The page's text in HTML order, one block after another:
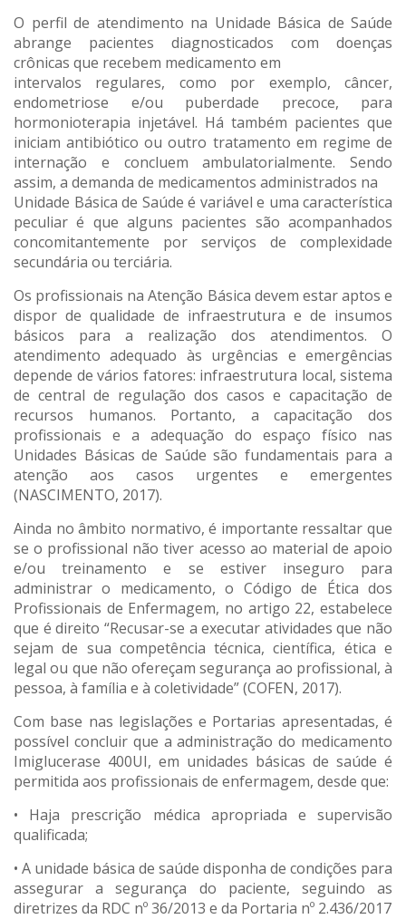
O perfil de atendimento na Unidade Básica de Saúde
abrange pacientes diagnosticados com doenças
crônicas que recebem medicamento em
intervalos regulares, como por exemplo, câncer,
endometriose e/ou puberdade precoce, para
hormonioterapia injetável. Há também pacientes que
iniciam antibiótico ou outro tratamento em regime de
internação e concluem ambulatorialmente. Sendo
assim, a demanda de medicamentos administrados na
Unidade Básica de Saúde é variável e uma característica
peculiar é que alguns pacientes são acompanhados
concomitantemente por serviços de complexidade
secundária ou terciária.
Os profissionais na Atenção Básica devem estar aptos e
dispor de qualidade de infraestrutura e de insumos
básicos para a realização dos atendimentos. O
atendimento adequado às urgências e emergências
depende de vários fatores: infraestrutura local, sistema
de central de regulação dos casos e capacitação de
recursos humanos. Portanto, a capacitação dos
profissionais e a adequação do espaço físico nas
Unidades Básicas de Saúde são fundamentais para a
atenção aos casos urgentes e emergentes
(NASCIMENTO, 2017).
Ainda no âmbito normativo, é importante ressaltar que
se o profissional não tiver acesso ao material de apoio
e/ou treinamento e se estiver inseguro para
administrar o medicamento, o Código de Ética dos
Profissionais de Enfermagem, no artigo 22, estabelece
que é direito “Recusar-se a executar atividades que não
sejam de sua competência técnica, científica, ética e
legal ou que não ofereçam segurança ao profissional, à
pessoa, à família e à coletividade” (COFEN, 2017).
Com base nas legislações e Portarias apresentadas, é
possível concluir que a administração do medicamento
Imiglucerase 400UI, em unidades básicas de saúde é
permitida aos profissionais de enfermagem, desde que:
• Haja prescrição médica apropriada e supervisão
qualificada;
• A unidade básica de saúde disponha de condições para
assegurar a segurança do paciente, seguindo as
diretrizes da RDC nº 36/2013 e da Portaria nº 2.436/2017